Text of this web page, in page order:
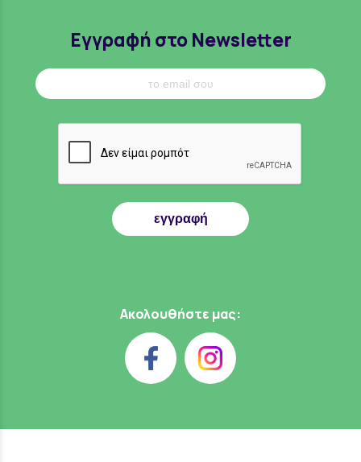
Εγγραφή στο Newsletter
εγγραφή
Ακολουθήστε μας: